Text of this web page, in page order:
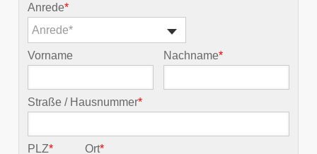
Anrede*
Anrede*
Vorname Nachname*
Straße / Hausnummer*
PLZ* Ort*